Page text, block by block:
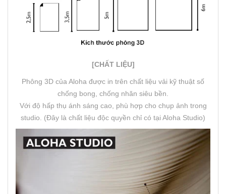
[CHẤT LIỆU]
Phông 3D của Aloha được in trên chất liệu vải kỹ thuật số
chống bong, chống nhăn siêu bền.
Với độ hấp thụ ánh sáng cao, phù hợp cho chụp ảnh trong
studio. (Đây là chất liệu độc quyền chỉ có tại Aloha Studio)